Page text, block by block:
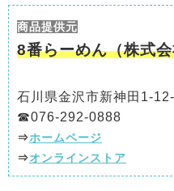
商品提供元
8番らーめん（株式
石川県金沢市新神田1-
☎076-292-0888
⇒ホームページ
⇒オンラインストア